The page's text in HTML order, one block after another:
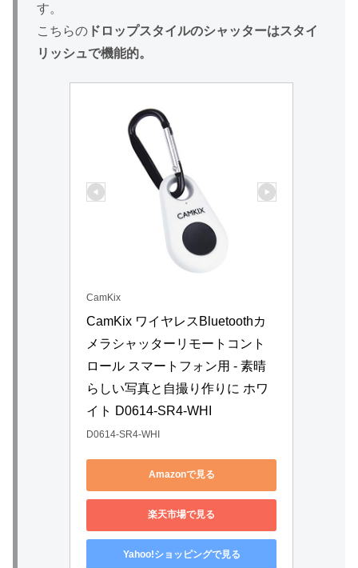
す。
こちらの ドロップスタイルのシャッターはスタイ
リッシュで機能的。
CamKix
CamKix ワイヤレスBluetoothカ
メラシャッターリモートコント
ロール スマートフォン用 - 素晴
らしい写真と自撮り作りに ホワ
イト D0614-SR4-WHI
D0614-SR4-WHI
Amazonで見る
楽天市場で見る
Yahoo!ショッピングで見る